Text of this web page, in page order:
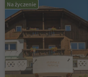
Na życzenie